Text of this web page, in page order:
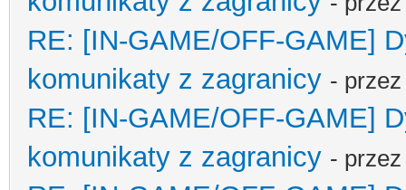
RE: [IN-GAME/OFF-GAME]
komunikaty z zagranicy -
RE: [IN-GAME/OFF-GAME]
komunikaty z zagranicy -